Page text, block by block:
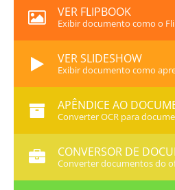
VER FLIPBOOK
Exibir documento como o
VER SLIDESHOW
Exibir documento como
APÊNDICE AO
Converter OCR para
CONVERSOR DE
Converter documentos do